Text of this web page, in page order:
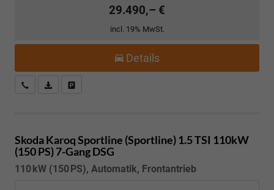
29.490,– €
incl. 19% MwSt.
Details
Kostenloser Rückruf-Service
PDF-Datei, Fahrzeugexposé drucken
Skoda KaroqSportline (Sportline) 1.5 TSI 110kW
(150 PS) 7-Gang DSG
110 kW (150 PS), Automatik, Frontantrieb